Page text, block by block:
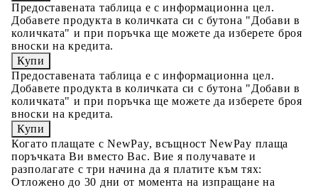
Предоставената таблица е с информационна цел.
Добавете продукта в количката си с бутона "Добави в
количката" и при поръчка ще можете да изберете броя
вноски на кредита.
Предоставената таблица е с информационна цел.
Добавете продукта в количката си с бутона "Добави в
количката" и при поръчка ще можете да изберете броя
вноски на кредита.
Когато плащате с NewPay, всъщност NewPay плаща
поръчката Ви вместо Вас. Вие я получавате и
разполагате с три начина да я платите към тях:
Отложено до 30 дни от момента на изпращане на